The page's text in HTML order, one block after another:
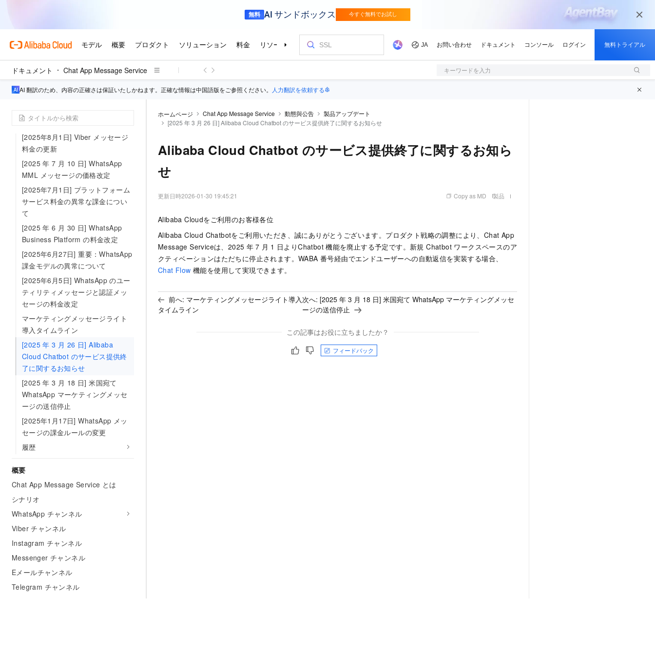
ドキュメント Chat App Message Service キーワードを入力
AI 翻訳のため、内容の正確さは保証いたしかねます。正確な情報は中国語版をご参照ください。 人力翻訳を依頼する
びリージョンにおける WhatsApp
メッセージ料金の更新
[2025年9月11日] WhatsApp 認証
ストの調整
セージング上限の変更
[2025年8月1日] Viber メッセージ
料金の更新
[2025 年 7 月 10 日] WhatsApp
MML メッセージの価格改定
[2025年7月1日] プラットフォーム
サービス料金の異常な課金につい
て
[2025 年 6 月 30 日] WhatsApp
Business Platform の料金改定
[2025年6月27日] 重要：WhatsApp
課金モデルの異常について
[2025年6月5日] WhatsApp のユー
ティリティメッセージと認証メッ
セージの料金改定
マーケティングメッセージライト
導入タイムライン
[2025 年 3 月 26 日] Alibaba
Cloud Chatbot のサービス提供終
了に関するお知らせ
[2025 年 3 月 18 日] 米国宛て
WhatsApp マーケティングメッセ
ージの送信停止
[2025年1月17日] WhatsApp メッ
セージの課金ルールの変更
履歴
概要
Chat App Message Service とは
シナリオ
WhatsApp チャンネル
Viber チャンネル
Instagram チャンネル
Messenger チャンネル
Eメールチャンネル
Telegram チャンネル
ホームページ Chat App Message Service 動態與公告
製品アップデート
[2025 年 3 月 26 日] Alibaba Cloud Chatbot のサービス提供終了に関するお知らせ
Alibaba Cloud Chatbot のサービス提供終了に関するお知ら
せ
更新日時2026-01-30 19:45:21 Copy as MD 製品
Alibaba Cloudをご利用のお客様各位
Alibaba Cloud Chatbotをご利用いただき、誠にありがとうございます。プロダクト戦略の調整により、Chat App
Message Serviceは、2025 年 7 月 1 日よりChatbot 機能を廃止する予定です。新規 Chatbot ワークスペースのア
クティベーションはただちに停止されます。WABA 番号経由でエンドユーザーへの自動返信を実装する場合、
Chat Flow 機能を使用して実現できます。
前へ: マーケティングメッセージライト導入
タイムライン
次へ:[2025 年 3 月 18 日] 米国宛て WhatsApp マーケティングメッセ
ージの送信停止
この記事はお役に立ちましたか？
フィードバック